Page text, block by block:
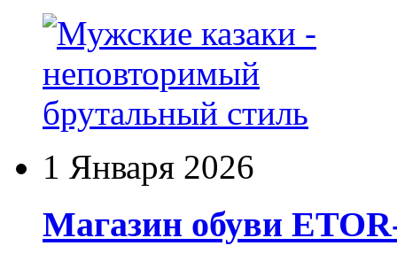
1 Января 2026
Магазин обуви